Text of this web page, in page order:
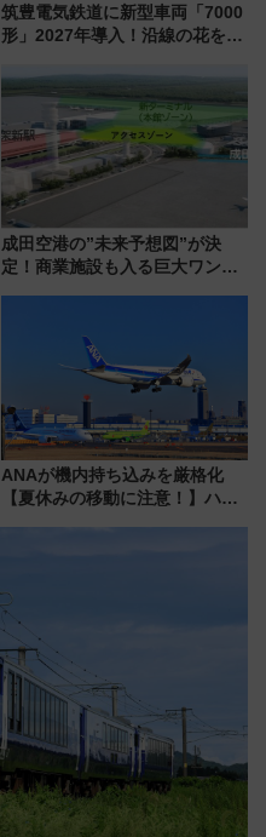
筑豊電気鉄道に新型車両「7000
形」2027年導入！沿線の花をイ
内は落ち着いたゆとりある空間
成田空港の”未来予想図”が決
定！商業施設も入る巨大ワンタ
ぶ！ JR空港駅は2面3線化！
ANAが機内持ち込みを厳格化
【夏休みの移動に注意！】ハン